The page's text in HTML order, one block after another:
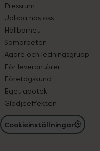
Pressrum
Jobba hos oss
Hållbarhet
Samarbeten
Ägare och ledningsgrupp
För leverantörer
Företagskund
Eget apotek
Glädjeeffekten
Cookieinställningar